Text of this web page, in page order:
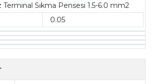
Sıkma Pensesi 1.5-6.0 mm2
0.05